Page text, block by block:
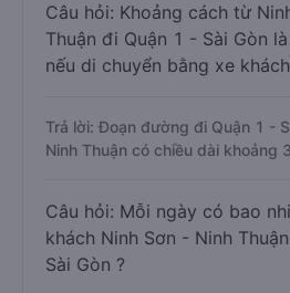
Câu hỏi: Khoảng cách từ
Thuận đi Quận 1 - Sài Gòn
nếu di chuyển bằng xe
Trả lời: Đoạn đường đi Quận 1 -
Ninh Thuận có chiều dài khoảng
Câu hỏi: Mỗi ngày có bao
khách Ninh Sơn - Ninh
Sài Gòn ?